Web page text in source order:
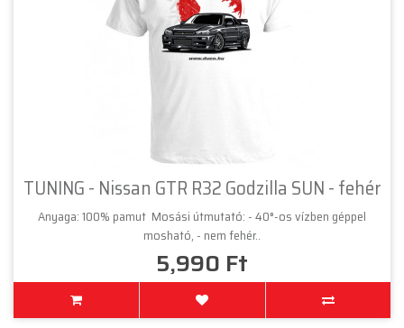
TUNING - Nissan GTR R32 Godzilla SUN - fehér
Anyaga: 100% pamut Mosási útmutató: - 40°-os vízben géppel
mosható, - nem fehér..
5,990 Ft